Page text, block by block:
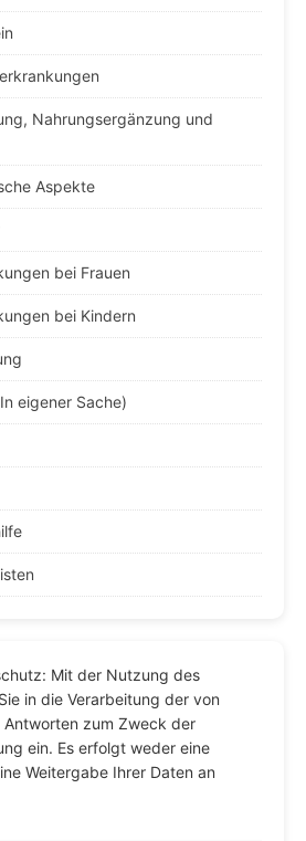
Nahrungsergänzung und
Aspekte
bei Frauen
bei Kindern
eigener Sache)
Mit der Nutzung des
in die Verarbeitung der von
Antworten zum Zweck der
ein. Es erfolgt weder eine
Weitergabe Ihrer Daten an